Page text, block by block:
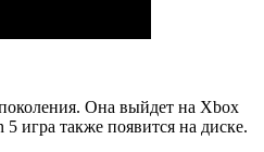
Она выйдет на Xbox
игра также появится на диске.